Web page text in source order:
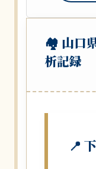
🏘️ 山口
析記録
📍